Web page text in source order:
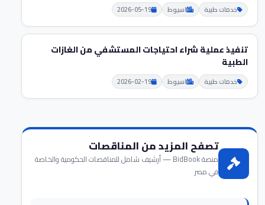
خدمات طبية اسيوط 2026-05-19
تنفيذ عملية شراء احتياجات المستشفي من الغازات
الطبية
خدمات طبية اسيوط 2026-02-19
تصفح المزيد من المناقصات
منصة BidBook — أرشيف شامل للمناقصات الحكومية والخاصة
في مصر